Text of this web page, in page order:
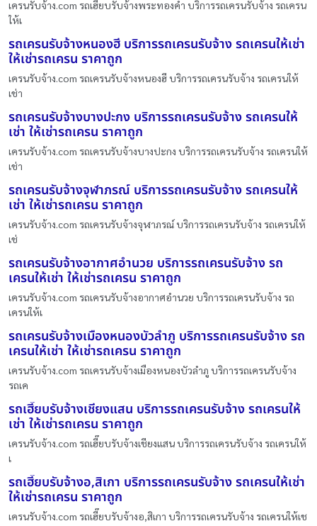
เครนรับจ้าง.com รถเฮี๊ยบรับจ้างพระทองคำ บริการรถเครนรับจ้าง รถเครน
ให้เ
รถเครนรับจ้างหนองฮี บริการรถเครนรับจ้าง รถเครนให้เช่า
ให้เช่ารถเครน ราคาถูก
เครนรับจ้าง.com รถเครนรับจ้างหนองฮี บริการรถเครนรับจ้าง รถเครนให้
เช่า
รถเครนรับจ้างบางปะกง บริการรถเครนรับจ้าง รถเครนให้
เช่า ให้เช่ารถเครน ราคาถูก
เครนรับจ้าง.com รถเครนรับจ้างบางปะกง บริการรถเครนรับจ้าง รถเครนให้
เช่า
รถเครนรับจ้างจุฬาภรณ์ บริการรถเครนรับจ้าง รถเครนให้
เช่า ให้เช่ารถเครน ราคาถูก
เครนรับจ้าง.com รถเครนรับจ้างจุฬาภรณ์ บริการรถเครนรับจ้าง รถเครนให้
เช่
รถเครนรับจ้างอากาศอำนวย บริการรถเครนรับจ้าง รถ
เครนให้เช่า ให้เช่ารถเครน ราคาถูก
เครนรับจ้าง.com รถเครนรับจ้างอากาศอำนวย บริการรถเครนรับจ้าง รถ
เครนให้เ
รถเครนรับจ้างเมืองหนองบัวลำภู บริการรถเครนรับจ้าง รถ
เครนให้เช่า ให้เช่ารถเครน ราคาถูก
เครนรับจ้าง.com รถเครนรับจ้างเมืองหนองบัวลำภู บริการรถเครนรับจ้าง
รถเค
รถเฮี๊ยบรับจ้างเชียงแสน บริการรถเครนรับจ้าง รถเครนให้
เช่า ให้เช่ารถเครน ราคาถูก
เครนรับจ้าง.com รถเฮี๊ยบรับจ้างเชียงแสน บริการรถเครนรับจ้าง รถเครนให้
เ
รถเฮี๊ยบรับจ้างอ,สิเกา บริการรถเครนรับจ้าง รถเครนให้เช่า
ให้เช่ารถเครน ราคาถูก
เครนรับจ้าง.com รถเฮี๊ยบรับจ้างอ,สิเกา บริการรถเครนรับจ้าง รถเครนให้เช